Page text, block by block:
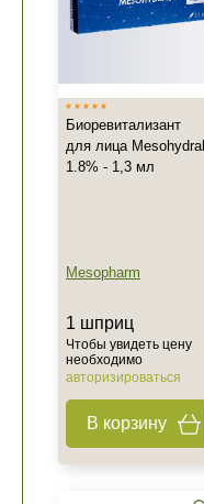
Биоревитализант
для лица Mesohydral
1.8% - 1,3 мл
Mesopharm
1 шприц
Чтобы увидеть цену
необходимо
авторизироваться
В корзину